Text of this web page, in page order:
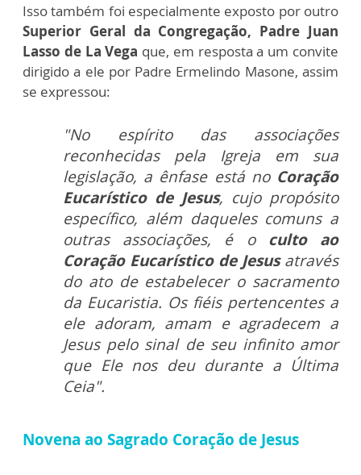
Isso também foi especialmente exposto por outro
Superior Geral da Congregação, Padre Juan
Lasso de La Vega que, em resposta a um convite
dirigido a ele por Padre Ermelindo Masone, assim
se expressou:
"No espírito das associações
reconhecidas pela Igreja em sua
legislação, a ênfase está no Coração
Eucarístico de Jesus, cujo propósito
específico, além daqueles comuns a
outras associações, é o culto ao
Coração Eucarístico de Jesusatravés
do ato de estabelecer o sacramento
da Eucaristia. Os fiéis pertencentes a
ele adoram, amam e agradecem a
Jesus pelo sinal de seu infinito amor
que Ele nos deu durante a Última
Ceia".
Novena ao Sagrado Coração de Jesus